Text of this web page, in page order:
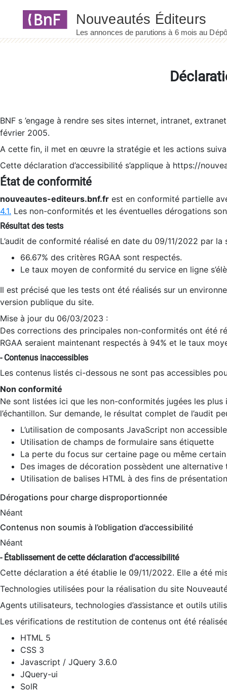
BNF s ’engage à rendre ses sites internet, intranet,
février 2005.
A cette fin, il met en œuvre la stratégie et les actions
Cette déclaration d’accessibilité s’applique à https://
État de conformité
nouveautes-editeurs.bnf.fr est en conformité partielle
4.1. Les non-conformités et les éventuelles dérogations
Résultat des tests
L’audit de conformité réalisé en date du 09/11/2022 par
66.67% des critères RGAA sont respectés.
Le taux moyen de conformité du service en ligne
Il est précisé que les tests ont été réalisés sur un
version publique du site.
Mise à jour du 06/03/2023 :
Des corrections des principales non-conformités ont été
RGAA seraient maintenant respectés à 94% et le taux
- Contenus inaccessibles
Les contenus listés ci-dessous ne sont pas accessibles
Non conformité
Ne sont listées ici que les non-conformités jugées les
l’échantillon. Sur demande, le résultat complet de l’audit
L’utilisation de composants JavaScript non
Utilisation de champs de formulaire sans étiquette
La perte du focus sur certaine page ou même
Des images de décoration possèdent une alternative
Utilisation de balises HTML à des fins de
Dérogations pour charge disproportionnée
Néant
Contenus non soumis à l’obligation d’accessibilité
Néant
- Établissement de cette déclaration d'accessibilité
Cette déclaration a été établie le 09/11/2022. Elle a été
Technologies utilisées pour la réalisation du site
Agents utilisateurs, technologies d’assistance et outils
Les vérifications de restitution de contenus ont été
HTML 5
CSS 3
Javascript / JQuery 3.6.0
JQuery-ui
SolR